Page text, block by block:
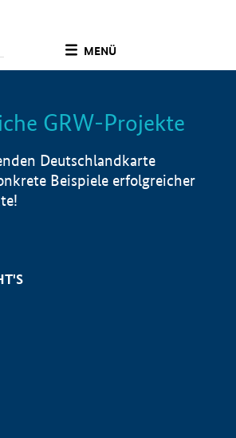
MENÜ
Info
GRW-Projekte
Deutschlandkarte
Beispiele erfolgreicher